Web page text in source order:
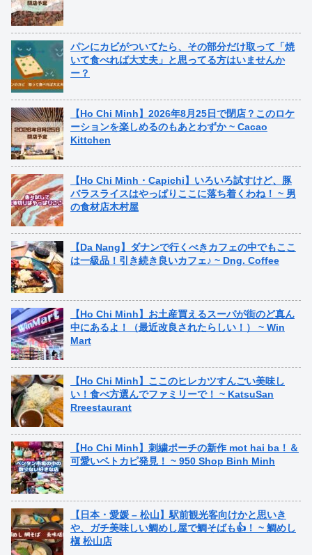
パンにカビがついてたら、その部分だけ取って「焼
いて食べれば大丈夫」と思ってる方はいませんか
ー？
【Ho Chi Minh】2026年8月25日で閉店？このロケ
ーションを楽しめるのもあとわずか ~ Cacao
Kittchen
【Ho Chi Minh・Capichi】いろいろ試すけど、豚
バラスライスはやっぱりここに落ち着くわね！ ~ 男
の食材店木村屋
【Da Nang】ダナンで行くべきカフェの中でもここ
は一級品！引き続き良いカフェ♪ ~ Dng. Coffee
【Ho Chi Minh】お土産買えるスーパが街のど真ん
中にあるよ！（最近改良されたらしい！） ~ Win
Mart
【Ho Chi Minh】ここのヒレカツすんごい美味し
い！食べ方選んでファミリーで！ ~ KatsuSan
Rreestaurant
【Ho Chi Minh】刺繍ポーチの新作 mot hai ba！＆
可愛いベトカピ発見！ ~ 950 Shop Binh Minh
【日本・愛媛 – 松山】駅前観光客向けかと思いき
や、ガチ美味しい鯛めし屋で鯛そばも👍！ ~ 鯛めし
槇 松山店